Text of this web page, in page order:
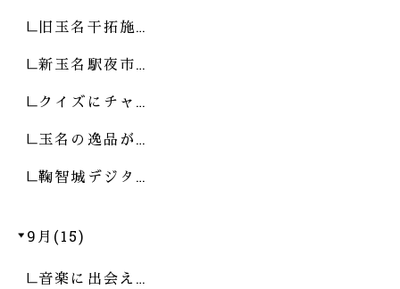
旧玉名干拓施…
新玉名駅夜市…
クイズにチャ…
玉名の逸品が…
鞠智城デジタ…
9月(15)
音楽に出会え…